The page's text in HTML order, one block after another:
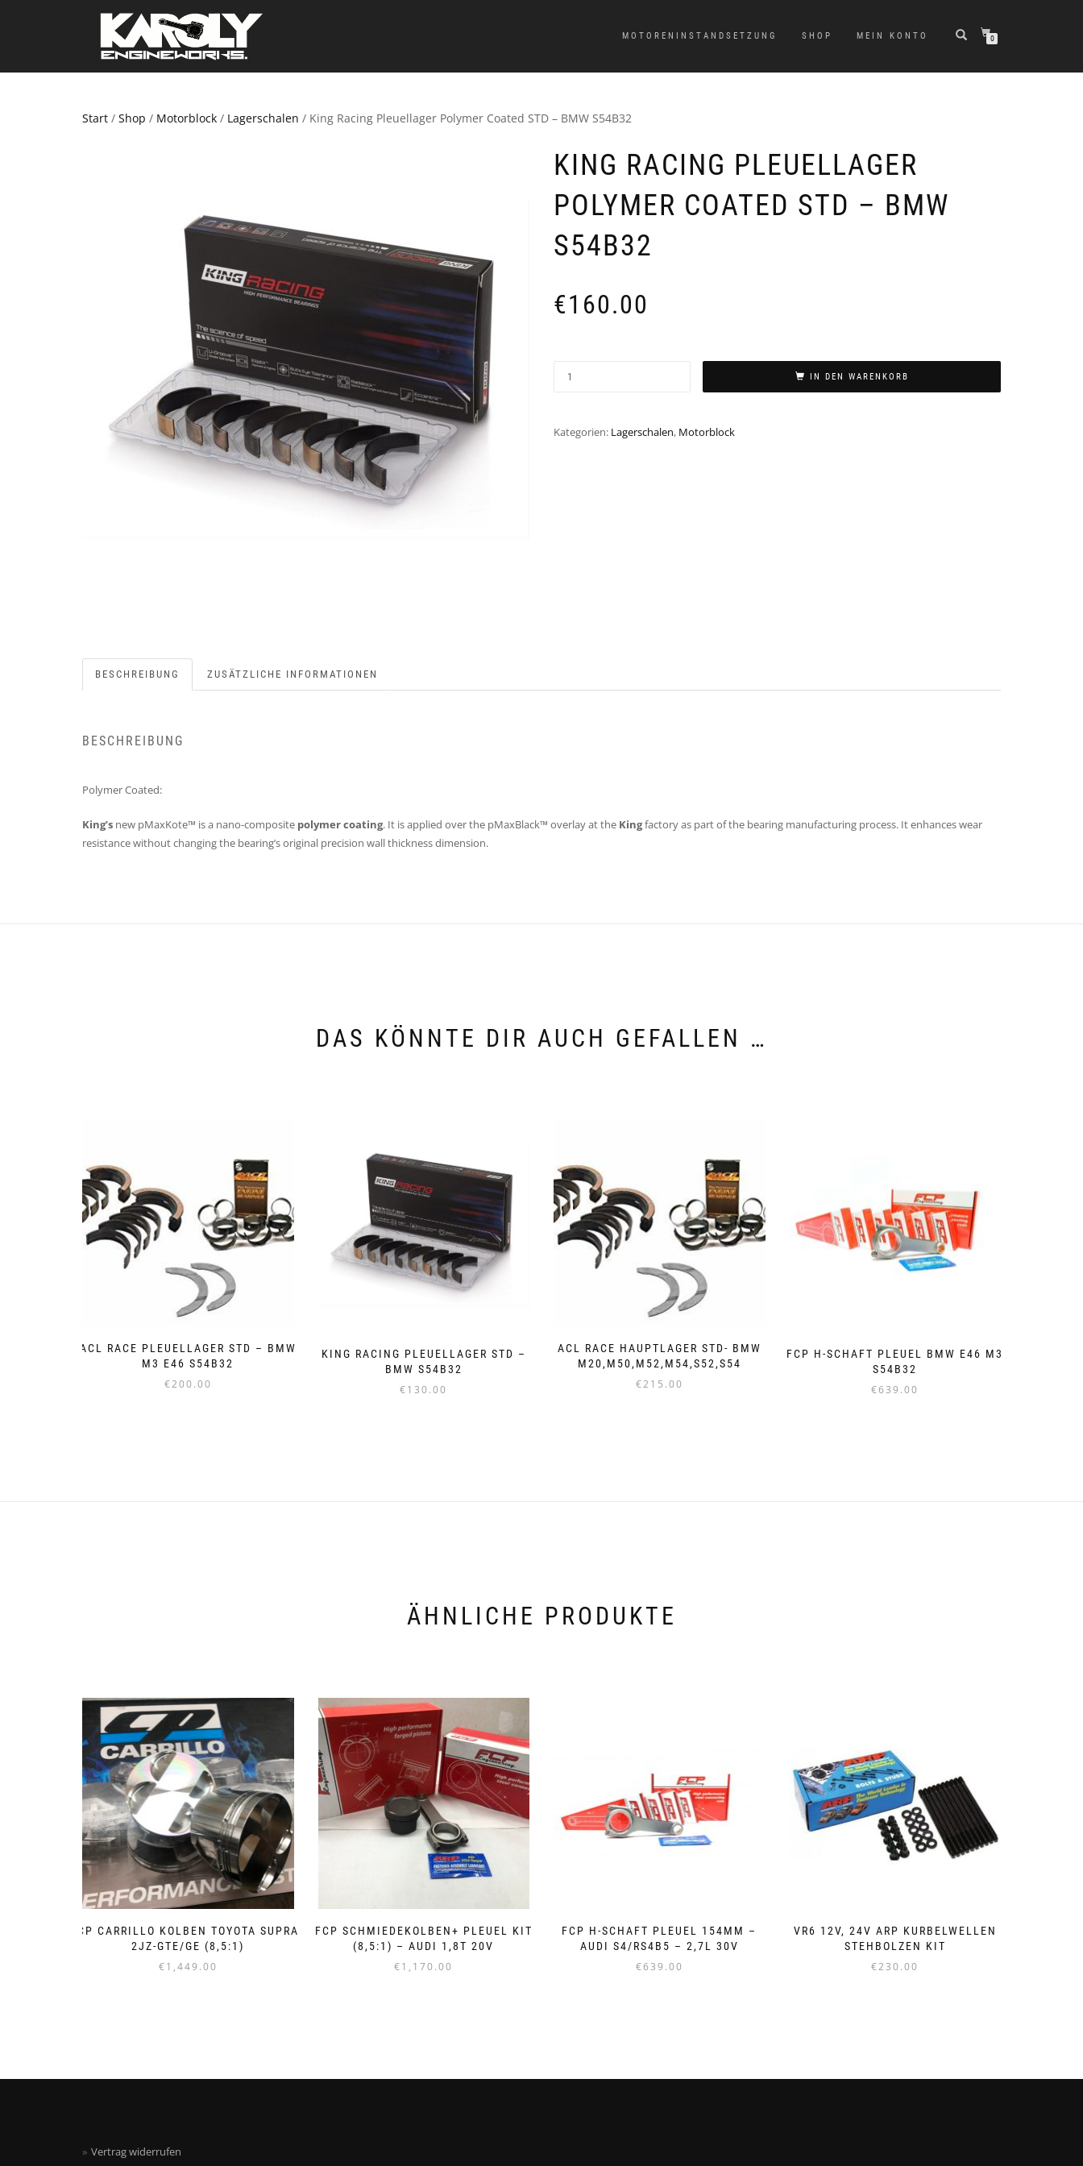
MOTORENINSTANDSETZUNG SHOP MEIN KONTO 0
Start / Shop / Motorblock / Lagerschalen / King Racing Pleuellager Polymer Coated STD – BMW S54B32
KING RACING PLEUELLAGER
POLYMER COATED STD – BMW
S54B32
€160.00
IN DEN WARENKORB
Kategorien: Lagerschalen, Motorblock
BESCHREIBUNG ZUSÄTZLICHE INFORMATIONEN
BESCHREIBUNG
Polymer Coated:
King’s new pMaxKote™ is a nano-composite polymer coating. It is applied over the pMaxBlack™ overlay at the Kingfactory as part of the bearing manufacturing process. It enhances wear
resistance without changing the bearing’s original precision wall thickness dimension.
DAS KÖNNTE DIR AUCH GEFALLEN …
ACL RACE PLEUELLAGER STD – BMW
M3 E46 S54B32
€200.00
KING RACING PLEUELLAGER STD –
BMW S54B32
€130.00
ACL RACE HAUPTLAGER STD- BMW
M20,M50,M52,M54,S52,S54
€215.00
FCP H-SCHAFT PLEUEL BMW E46 M3
S54B32
€639.00
ÄHNLICHE PRODUKTE
CP CARRILLO KOLBEN TOYOTA SUPRA
2JZ-GTE/GE (8,5:1)
€1,449.00
FCP SCHMIEDEKOLBEN+ PLEUEL KIT
(8,5:1) – AUDI 1,8T 20V
€1,170.00
FCP H-SCHAFT PLEUEL 154MM –
AUDI S4/RS4B5 – 2,7L 30V
€639.00
VR6 12V, 24V ARP KURBELWELLEN
STEHBOLZEN KIT
€230.00
Vertrag widerrufen